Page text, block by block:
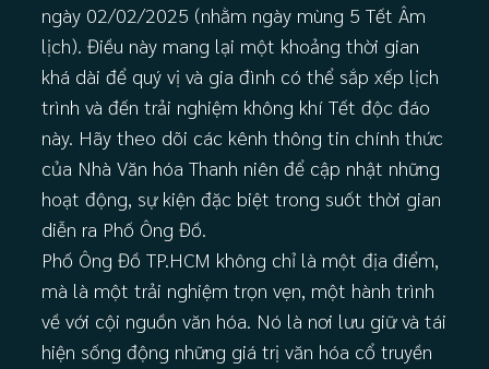
ngày 02/02/2025 (nhằm ngày mùng 5 Tết Âm
lịch). Điều này mang lại một khoảng thời gian
khá dài để quý vị và gia đình có thể sắp xếp lịch
trình và đến trải nghiệm không khí Tết độc đáo
này. Hãy theo dõi các kênh thông tin chính thức
của Nhà Văn hóa Thanh niên để cập nhật những
hoạt động, sự kiện đặc biệt trong suốt thời gian
diễn ra Phố Ông Đồ.
Phố Ông Đồ TP.HCM không chỉ là một địa điểm,
mà là một trải nghiệm trọn vẹn, một hành trình
về với cội nguồn văn hóa. Nó là nơi lưu giữ và tái
hiện sống động những giá trị văn hóa cổ truyền